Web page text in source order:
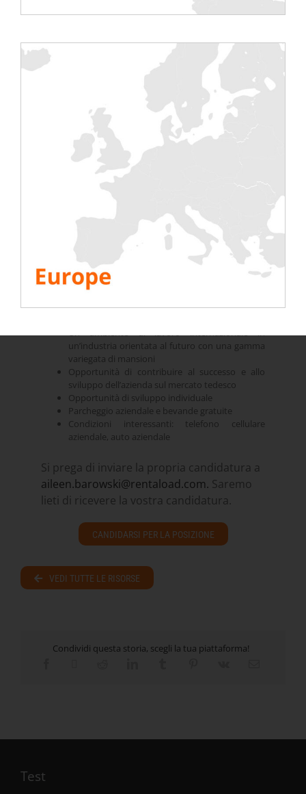
vendite tecniche, preferibilmente nel settore dei
Forti doti di comunicazione, aspetto sicuro e
capacità di negoziazione
Forte attenzione al servizio e al cliente nel
Capacità concettuale e analitica, metodo di
lavoro orientato agli obiettivi
Affidabilità, senso di responsabilità, capacità di
lavorare in gruppo
Disponibilità a viaggiare e patente di guida di
classe B
Ottima conoscenza del tedesco scritto e parlato
e dell’inglese commerciale
Cosa offriamo:
Un’atmosfera di lavoro collegiale e aperta,
idealmente completata dal vostro spirito di
squadra
Libertà personale e orari di lavoro flessibili
un’industria orientata al futuro con una gamma
variegata di mansioni
Opportunità di contribuire al successo e allo
sviluppo dell’azienda sul mercato tedesco
Opportunità di sviluppo individuale
Parcheggio aziendale e bevande gratuite
Condizioni interessanti: telefono cellulare
aziendale, auto aziendale
Si prega di inviare la propria candidatura a
aileen.barowski@rentaload.com. Saremo
lieti di ricevere la vostra candidatura.
CANDIDARSI PER LA POSIZIONE
VEDI TUTTE LE RISORSE
Condividi questa storia, scegli la tua piattaforma!
Test